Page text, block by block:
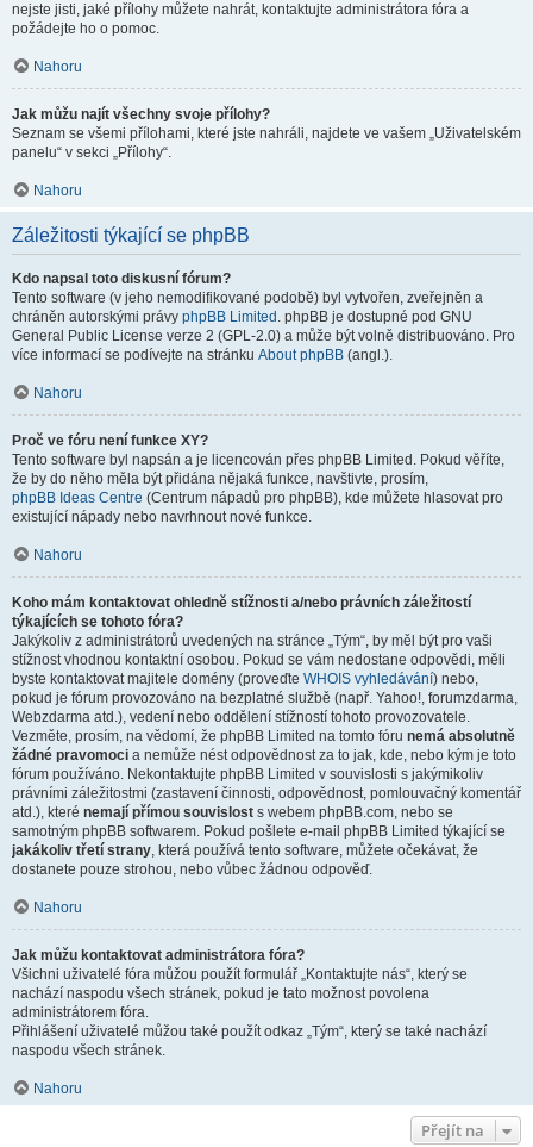
nejste jisti, jaké přílohy můžete nahrát, kontaktujte administrátora fóra a
požádejte ho o pomoc.
Nahoru
Jak můžu najít všechny svoje přílohy?
Seznam se všemi přílohami, které jste nahráli, najdete ve vašem „Uživatelském
panelu“ v sekci „Přílohy“.
Nahoru
Záležitosti týkající se phpBB
Kdo napsal toto diskusní fórum?
Tento software (v jeho nemodifikované podobě) byl vytvořen, zveřejněn a
chráněn autorskými právy phpBB Limited . phpBB je dostupné pod GNU
General Public License verze 2 (GPL-2.0) a může být volně distribuováno. Pro
více informací se podívejte na stránku About phpBB (angl.).
Nahoru
Proč ve fóru není funkce XY?
Tento software byl napsán a je licencován přes phpBB Limited. Pokud věříte,
že by do něho měla být přidána nějaká funkce, navštivte, prosím,
phpBB Ideas Centre (Centrum nápadů pro phpBB), kde můžete hlasovat pro
existující nápady nebo navrhnout nové funkce.
Nahoru
Koho mám kontaktovat ohledně stížnosti a/nebo právních záležitostí
týkajících se tohoto fóra?
Jakýkoliv z administrátorů uvedených na stránce „Tým“, by měl být pro vaši
stížnost vhodnou kontaktní osobou. Pokud se vám nedostane odpovědi, měli
byste kontaktovat majitele domény (proveďte WHOIS vyhledávání) nebo,
pokud je fórum provozováno na bezplatné službě (např. Yahoo!, forumzdarma,
Webzdarma atd.), vedení nebo oddělení stížností tohoto provozovatele.
Vezměte, prosím, na vědomí, že phpBB Limited na tomto fóru nemá absolutně
žádné pravomoci a nemůže nést odpovědnost za to jak, kde, nebo kým je toto
fórum používáno. Nekontaktujte phpBB Limited v souvislosti s jakýmikoliv
právními záležitostmi (zastavení činnosti, odpovědnost, pomlouvačný komentář
atd.), které nemají přímou souvislost s webem phpBB.com, nebo se
samotným phpBB softwarem. Pokud pošlete e-mail phpBB Limited týkající se
jakákoliv třetí strany, která používá tento software, můžete očekávat, že
dostanete pouze strohou, nebo vůbec žádnou odpověď.
Nahoru
Jak můžu kontaktovat administrátora fóra?
Všichni uživatelé fóra můžou použít formulář „Kontaktujte nás“, který se
nachází naspodu všech stránek, pokud je tato možnost povolena
administrátorem fóra.
Přihlášení uživatelé můžou také použít odkaz „Tým“, který se také nachází
naspodu všech stránek.
Nahoru
Přejít na